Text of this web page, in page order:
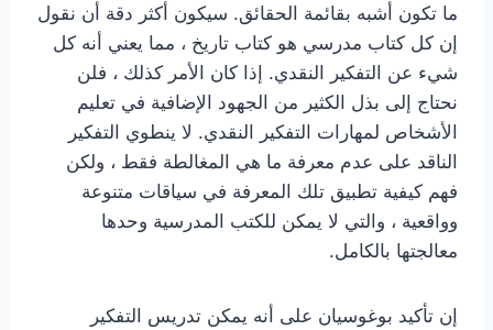
ما تكون أشبه بقائمة الحقائق. سيكون أكثر دقة أن نقول
إن كل كتاب مدرسي هو كتاب تاريخ ، مما يعني أنه كل
شيء عن التفكير النقدي. إذا كان الأمر كذلك ، فلن
نحتاج إلى بذل الكثير من الجهود الإضافية في تعليم
الأشخاص لمهارات التفكير النقدي. لا ينطوي التفكير
الناقد على عدم معرفة ما هي المغالطة فقط ، ولكن
فهم كيفية تطبيق تلك المعرفة في سياقات متنوعة
وواقعية ، والتي لا يمكن للكتب المدرسية وحدها
معالجتها بالكامل.
إن تأكيد بوغوسيان على أنه يمكن تدريس التفكير